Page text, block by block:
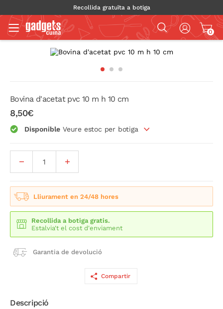
Recollida gratuïta a botiga
0
Bovina d'acetat pvc 10 m h 10 cm
8,50€
Disponible Veure estoc per botiga
Lliurament en 24/48 hores
Recollida a botiga gratis.
Estalvia't el cost d'enviament
Garantia de devolució
Compartir
Descripció